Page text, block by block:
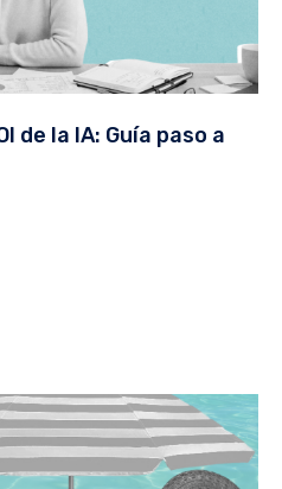
de la IA: Guía paso a